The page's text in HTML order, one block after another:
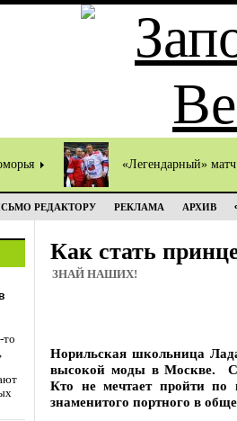
«Легендарный»
РЕДАКТОРУ РЕКЛАМА АРХИВ
то
Как стать
ЗНАЙ НАШИХ!
Норильская школьница
высокой моды в Москве.
Кто не мечтает пройти по
знаменитого портного в